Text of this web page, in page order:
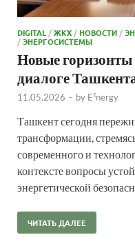
DIGITAL /ЖКХ /НОВОСТИ /
/ЭНЕРГОСИСТЕМЫ
Новые горизонты
диалоге
11.05.2026 - by E²nergy
Ташкент сегодня
трансформации,
современного и
контексте вопросы
энергетической
ЧИТАТЬ ДАЛЕЕ